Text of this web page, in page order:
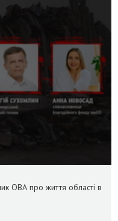
ОВА про життя області в